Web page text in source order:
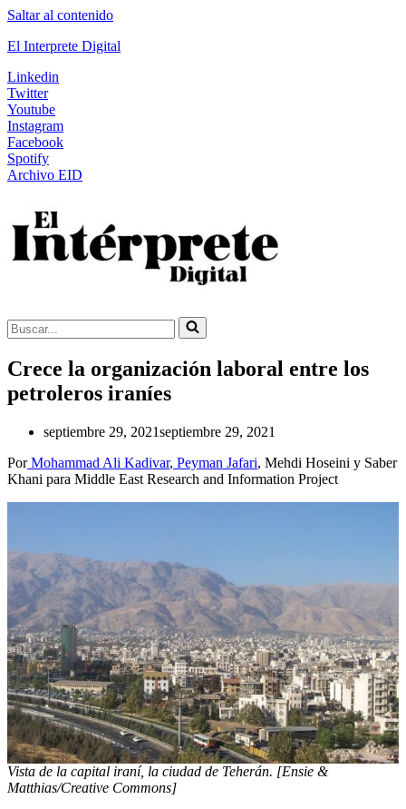
Saltar al contenido
El Interprete Digital
Linkedin
Twitter
Youtube
Instagram
Facebook
Spotify
Archivo EID
Buscar...
Crece la organización laboral entre los
petroleros iraníes
septiembre 29, 2021septiembre 29, 2021
PorMohammad Ali Kadivar, Peyman Jafari, Mehdi Hoseini y Saber
Khani para Middle East Research and Information Project
Vista de la capital iraní, la ciudad de Teherán. [Ensie &
Matthias/Creative Commons]